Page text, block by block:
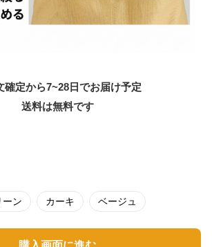
確定から7~28日でお届け予定
送料は無料です
ーン カーキ ベージュ